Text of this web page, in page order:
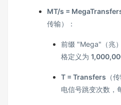
MT/s =
传输）：
前缀 "Mega"（兆
格定义为
T = Transfers （
电信号跳变次数，